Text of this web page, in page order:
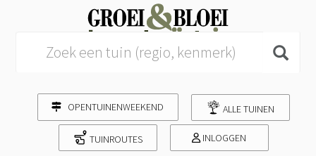
OPENTUINENWEEKEND ALLE TUINEN
TUINROUTES INLOGGEN